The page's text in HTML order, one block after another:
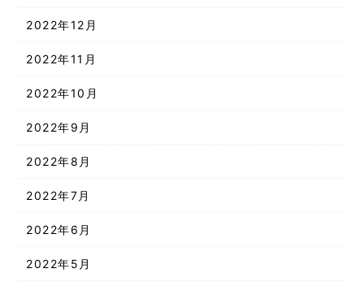
2022年12月
2022年11月
2022年10月
2022年9月
2022年8月
2022年7月
2022年6月
2022年5月